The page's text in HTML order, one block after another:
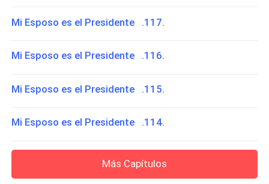
Mi Esposo es el Presidente .117.
Mi Esposo es el Presidente .116.
Mi Esposo es el Presidente .115.
Mi Esposo es el Presidente .114.
Más Capítulos